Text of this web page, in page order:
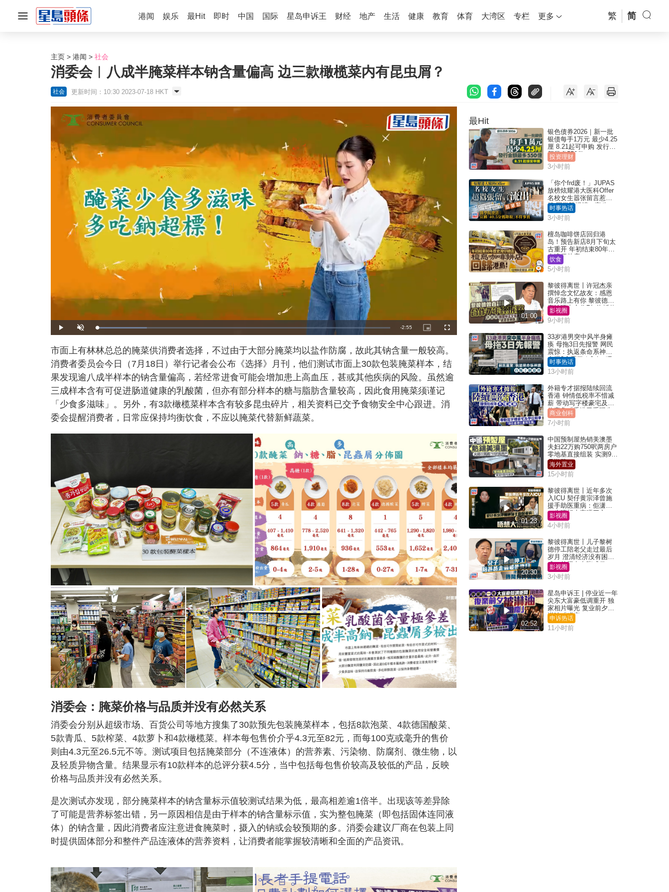
港闻 娱乐 最Hit 即时 中国 国际 星岛申诉王 财经 地产 生活 健康 教育 体育 大湾区 专栏 更多 繁 简
主页 港闻 社会
消委会︱八成半腌菜样本钠含量偏高 边三款橄榄菜内有昆虫屑？
社会 更新时间：10:30 2023-07-18 HKT
P
l
U
n
t
e
L
o
e
d
.
4
%
R
i
n
-2:55
P
i
u
r
e
-
n
-
i
c
t
u
r
F
u
c
e
e
n
市面上有林林总总的腌菜供消费者选择，不过由于大部分腌菜均以盐作防腐，故此其钠含量一般较高。
消费者委员会今日（7月18日）举行记者会公布《选择》月刊，他们测试市面上30款包装腌菜样本，结
果发现逾八成半样本的钠含量偏高，若经常进食可能会增加患上高血压，甚或其他疾病的风险。虽然逾
三成样本含有可促进肠道健康的乳酸菌，但亦有部分样本的糖与脂肪含量较高，因此食用腌菜须谨记
「少食多滋味」。另外，有3款橄榄菜样本含有较多昆虫碎片，相关资料已交予食物安全中心跟进。消
委会提醒消费者，日常应保持均衡饮食，不应以腌菜代替新鲜蔬菜。
消委会：腌菜价格与品质并没有必然关系
消委会分别从超级市场、百货公司等地方搜集了30款预先包装腌菜样本，包括8款泡菜、4款德国酸菜、
5款青瓜、5款榨菜、4款萝卜和4款橄榄菜。样本每包售价介乎4.3元至82元，而每100克或毫升的售价
则由4.3元至26.5元不等。测试项目包括腌菜部分（不连液体）的营养素、污染物、防腐剂、微生物，以
及轻质异物含量。结果显示有10款样本的总评分获4.5分，当中包括每包售价较高及较低的产品，反映
价格与品质并没有必然关系。
是次测试亦发现，部分腌菜样本的钠含量标示值较测试结果为低，最高相差逾1倍半。出现该等差异除
了可能是营养标签出错，另一原因相信是由于样本的钠含量标示值，实为整包腌菜（即包括固体连同液
体）的钠含量，因此消费者应注意进食腌菜时，摄入的钠或会较预期的多。消委会建议厂商在包装上同
时提供固体部分和整件产品连液体的营养资料，让消费者能掌握较清晰和全面的产品资讯。
最Hit
银色债券2026｜新一批
银债每手1万元 最少4.25
厘 8.21起可申购 发行金
额最多550亿
投资理财
3小时前
「你个frd废！」JUPAS
放榜炫耀港大医科Offer
名校女生嚣张留言惹众
怒 医学院澄清：宣称
「40.5分获录取」不符事
实｜Juicy叮
时事热话
3小时前
檀岛咖啡饼店回归港
岛！预告新店8月下旬太
古重开 年初结束80年历
史湾仔总店
饮食
5小时前
01:00
黎彼得离世丨许冠杰亲
撰悼念文忆故友：感恩
音乐路上有你 黎彼德曾
直认唔夹合作7年终拆伙
影视圈
9小时前
33岁港男突中风半身瘫
痪 母拖3日先报警 网民
震惊：执返条命系神迹
自爆2个恶习｜Juicy叮
时事热话
13小时前
外籍专才据报陆续回流
香港 钟情低税率不惜减
薪 带动写字楼豪宅及学
位竞争「香港已重现生
机」
商业创科
7小时前
中国预制屋热销美澳墨
夫妇22万购750呎两房户
零地基直接组装 实测9个
月激赞
海外置业
15小时前
01:23
黎彼得离世丨近年多次
入ICU 契仔黄宗泽曾施
援手助医重病：佢潇洒
一生唔想大家唔开心
影视圈
4小时前
20:30
黎彼得离世丨儿子黎树
德停工陪老父走过最后
岁月 澄清经济没有困
难：传闻有夸张成份
影视圈
3小时前
02:52
星岛申诉王 | 停业近一年
尖东大富豪低调重开 独
家相片曝光 复业前夕被
淋油「赠庆」
申诉热话
11小时前